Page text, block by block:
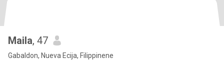
Maila, 47
Gabaldon, Nueva Ecija, Filippinene